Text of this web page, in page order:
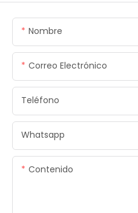
Nombre
Correo Electrónico
Teléfono
Whatsapp
Contenido